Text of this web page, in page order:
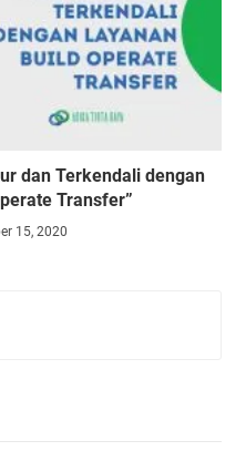
dan Terkendali dengan
Transfer”
15, 2020